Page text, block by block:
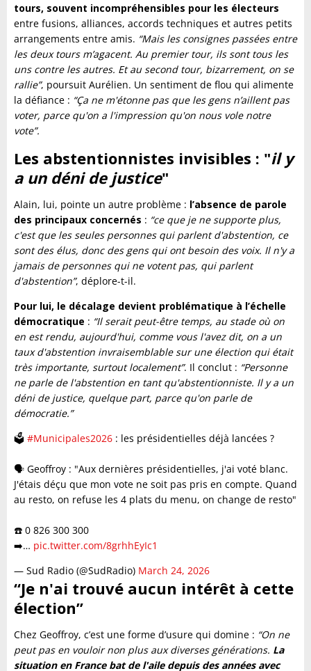
tours, souvent incompréhensibles pour les électeurs
entre fusions, alliances, accords techniques et autres petits
arrangements entre amis. “Mais les consignes passées entre
les deux tours m’agacent. Au premier tour, ils sont tous les
uns contre les autres. Et au second tour, bizarrement, on se
rallie”, poursuit Aurélien. Un sentiment de flou qui alimente
la défiance : “Ça ne m'étonne pas que les gens n’aillent pas
voter, parce qu'on a l'impression qu'on nous vole notre
vote”.
Les abstentionnistes invisibles : "il y
a un déni de justice"
Alain, lui, pointe un autre problème : l’absence de parole
des principaux concernés : “ce que je ne supporte plus,
c'est que les seules personnes qui parlent d'abstention, ce
sont des élus, donc des gens qui ont besoin des voix. Il n'y a
jamais de personnes qui ne votent pas, qui parlent
d'abstention”, déplore-t-il.
Pour lui, le décalage devient problématique à l’échelle
démocratique : “Il serait peut-être temps, au stade où on
en est rendu, aujourd'hui, comme vous l'avez dit, on a un
taux d'abstention invraisemblable sur une élection qui était
très importante, surtout localement”. Il conclut : “Personne
ne parle de l'abstention en tant qu'abstentionniste. Il y a un
déni de justice, quelque part, parce qu'on parle de
démocratie.”
🗳️ #Municipales2026 : les présidentielles déjà lancées ?
🗣️ Geoffroy : "Aux dernières présidentielles, j'ai voté blanc.
J'étais déçu que mon vote ne soit pas pris en compte. Quand
au resto, on refuse les 4 plats du menu, on change de resto"
☎️ 0 826 300 300
➡️… pic.twitter.com/8grhhEyIc1
— Sud Radio (@SudRadio) March 24, 2026
“Je n'ai trouvé aucun intérêt à cette
élection”
Chez Geoffroy, c’est une forme d’usure qui domine : “On ne
peut pas en vouloir non plus aux diverses générations. La
situation en France bat de l'aile depuis des années avec